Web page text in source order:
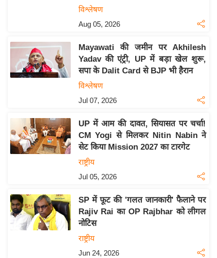
वि
ष
ज्ञ
ब
ज
ट
के
ट
विश्लेषण
Aug 05, 2026
Mayawati की जमीन पर Akhilesh
Yadav की एंट्री, UP में बड़ा खेल शुरू,
सपा के Dalit Card से BJP भी हैरान
विश्लेषण
Jul 07, 2026
UP में आम की दावत, सियासत पर चर्चा!
CM Yogi से मिलकर Nitin Nabin ने
सेट किया Mission 2027 का टारगेट
राष्ट्रीय
Jul 05, 2026
SP में फूट की 'गलत जानकारी' फैलाने पर
Rajiv Rai का OP Rajbhar को लीगल
नोटिस
राष्ट्रीय
Jun 24, 2026